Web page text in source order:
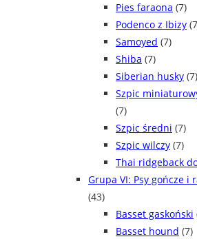
Pies faraona (7)
Podenco z Ibizy
Samoyed (7)
Shiba (7)
Siberian husky (7)
Szpic
(7)
Szpic średni (7)
Szpic wilczy (7)
Thai ridgeback
Grupa VI: Psy gończe i
(43)
Basset gaskoński
Basset hound (7)